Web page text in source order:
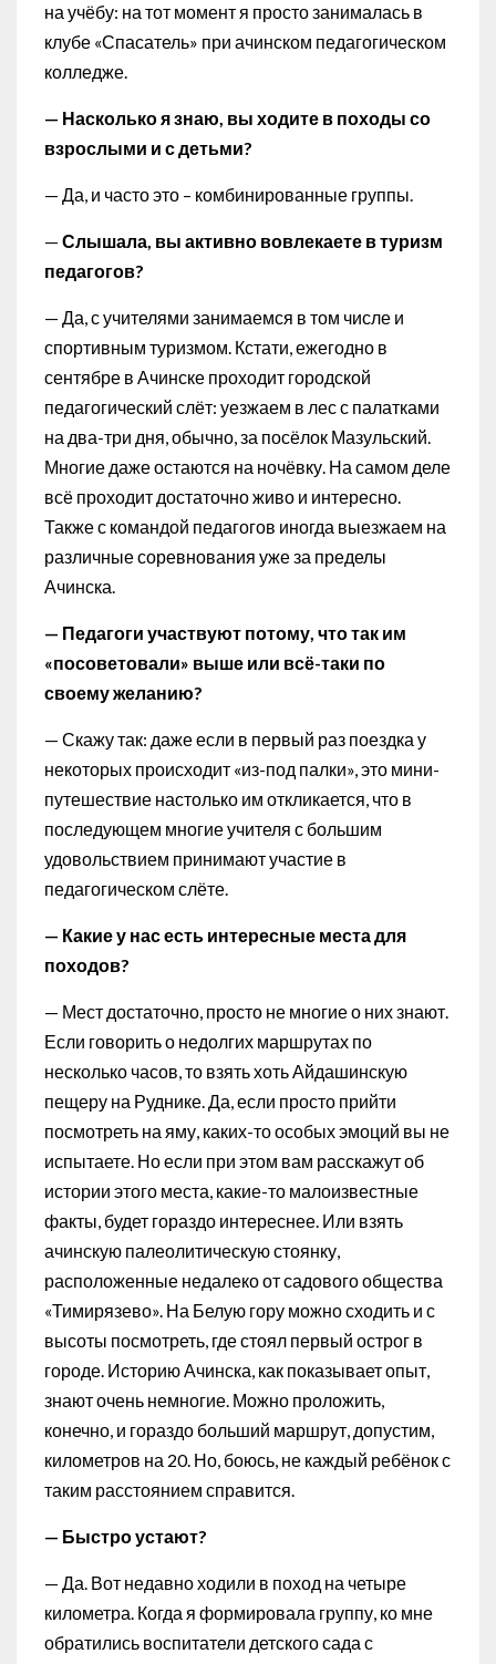
на учёбу: на тот момент я просто занималась в
клубе «Спасатель» при ачинском педагогическом
колледже.
— Насколько я знаю, вы ходите в походы со
взрослыми и с детьми?
— Да, и часто это – комбинированные группы.
— Слышала, вы активно вовлекаете в туризм
педагогов?
— Да, с учителями занимаемся в том числе и
спортивным туризмом. Кстати, ежегодно в
сентябре в Ачинске проходит городской
педагогический слёт: уезжаем в лес с палатками
на два-три дня, обычно, за посёлок Мазульский.
Многие даже остаются на ночёвку. На самом деле
всё проходит достаточно живо и интересно.
Также с командой педагогов иногда выезжаем на
различные соревнования уже за пределы
Ачинска.
— Педагоги участвуют потому, что так им
«посоветовали» выше или всё-таки по
своему желанию?
— Скажу так: даже если в первый раз поездка у
некоторых происходит «из-под палки», это мини-
путешествие настолько им откликается, что в
последующем многие учителя с большим
удовольствием принимают участие в
педагогическом слёте.
— Какие у нас есть интересные места для
походов?
— Мест достаточно, просто не многие о них знают.
Если говорить о недолгих маршрутах по
несколько часов, то взять хоть Айдашинскую
пещеру на Руднике. Да, если просто прийти
посмотреть на яму, каких-то особых эмоций вы не
испытаете. Но если при этом вам расскажут об
истории этого места, какие-то малоизвестные
факты, будет гораздо интереснее. Или взять
ачинскую палеолитическую стоянку,
расположенные недалеко от садового общества
«Тимирязево». На Белую гору можно сходить и с
высоты посмотреть, где стоял первый острог в
городе. Историю Ачинска, как показывает опыт,
знают очень немногие. Можно проложить,
конечно, и гораздо больший маршрут, допустим,
километров на 20. Но, боюсь, не каждый ребёнок с
таким расстоянием справится.
— Быстро устают?
— Да. Вот недавно ходили в поход на четыре
километра. Когда я формировала группу, ко мне
обратились воспитатели детского сада с